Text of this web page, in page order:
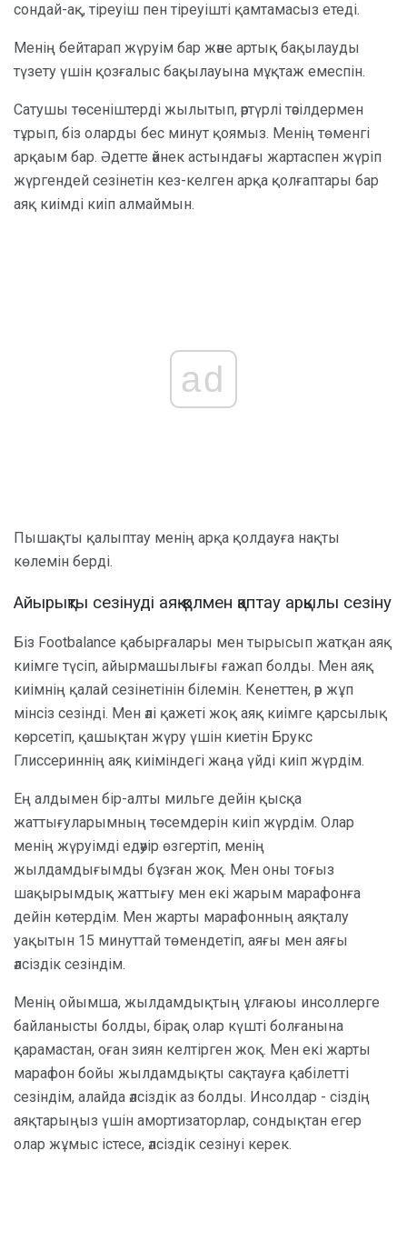
сондай-ақ, тіреуіш пен тіреуішті қамтамасыз етеді.
Менің бейтарап жүруім бар және артық бақылауды
түзету үшін қозғалыс бақылауына мұқтаж емеспін.
Сатушы төсеніштерді жылытып, әртүрлі тәсілдермен
тұрып, біз оларды бес минут қоямыз. Менің төменгі
арқаым бар. Әдетте әйнек астындағы жартаспен жүріп
жүргендей сезінетін кез-келген арқа қолғаптары бар
аяқ киімді киіп алмаймын.
ad
Пышақты қалыптау менің арқа қолдауға нақты
көлемін берді.
Айырықты сезінуді аяқ-қолмен қаптау арқылы сезіну
Біз Footbalance қабырғалары мен тырысып жатқан аяқ
киімге түсіп, айырмашылығы ғажап болды. Мен аяқ
киімнің қалай сезінетінін білемін. Кенеттен, әр жұп
мінсіз сезінді. Мен әлі қажеті жоқ аяқ киімге қарсылық
көрсетіп, қашықтан жүру үшін киетін Брукс
Глиссериннің аяқ киіміндегі жаңа үйді киіп жүрдім.
Ең алдымен бір-алты мильге дейін қысқа
жаттығуларымның төсемдерін киіп жүрдім. Олар
менің жүруімді едәуір өзгертіп, менің
жылдамдығымды бұзған жоқ. Мен оны тоғыз
шақырымдық жаттығу мен екі жарым марафонға
дейін көтердім. Мен жарты марафонның аяқталу
уақытын 15 минуттай төмендетіп, аяғы мен аяғы
әлсіздік сезіндім.
Менің ойымша, жылдамдықтың ұлғаюы инсоллерге
байланысты болды, бірақ олар күшті болғанына
қарамастан, оған зиян келтірген жоқ. Мен екі жарты
марафон бойы жылдамдықты сақтауға қабілетті
сезіндім, алайда әлсіздік аз болды. Инсолдар - сіздің
аяқтарыңыз үшін амортизаторлар, сондықтан егер
олар жұмыс істесе, әлсіздік сезінуі керек.